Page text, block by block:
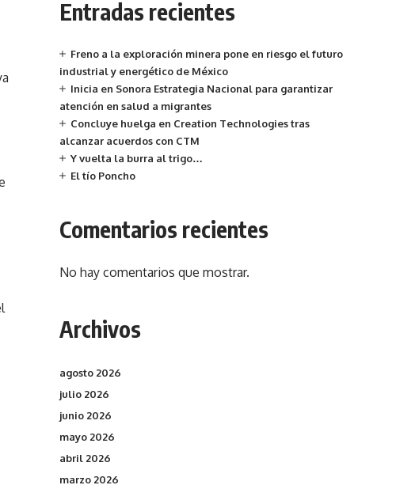
Entradas recientes
Freno a la exploración minera pone en riesgo el futuro
industrial y energético de México
Inicia en Sonora Estrategia Nacional para garantizar
atención en salud a migrantes
Concluye huelga en Creation Technologies tras
alcanzar acuerdos con CTM
Y vuelta la burra al trigo…
El tío Poncho
Comentarios recientes
No hay comentarios que mostrar.
Archivos
agosto 2026
julio 2026
junio 2026
mayo 2026
abril 2026
marzo 2026